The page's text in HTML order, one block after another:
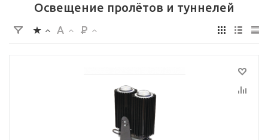
Освещение пролётов и туннелей